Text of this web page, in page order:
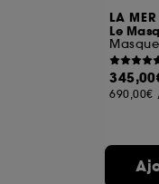
LA MER
Le
690,00€